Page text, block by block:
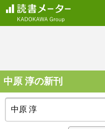
中原 淳の新刊